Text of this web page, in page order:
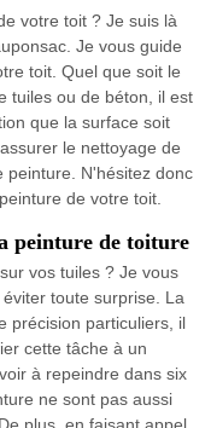
votre toit ? Je suis là
Je vous guide
toit. Quel que soit le
tuiles ou de béton, il est
que la surface soit
le nettoyage de
peinture. N'hésitez donc
de votre toit.
peinture de toiture
vos tuiles ? Je vous
toute surprise. La
précision particuliers, il
cette tâche à un
à repeindre dans six
ne sont pas aussi